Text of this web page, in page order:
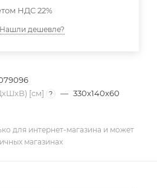
НДС 22%
Нашли дешевле?
[cм]
? — 330x140x60
для интернет-магазина и может
магазинах